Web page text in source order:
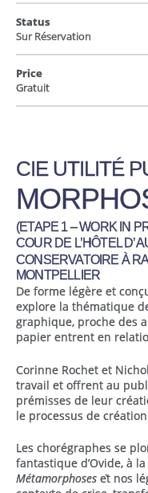
Status
Sur Réservation
Price
Gratuit
CIE UTILITÉ
(ETAPE 1 – WORK IN
COUR DE L’HÔTEL
CONSERVATOIRE À
MONTPELLIER
De forme légère et
explore la thématique
graphique, proche des
papier entrent en
Corinne Rochet et
travail et offrent au
prémisses de leur
le processus de
Les chorégraphes se
fantastique d’Ovide, à
Métamorphoses et̀ nos